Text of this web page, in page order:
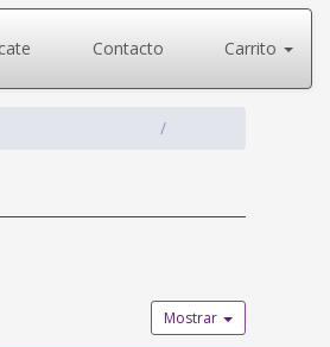
Contacto Carrito
Mostrar